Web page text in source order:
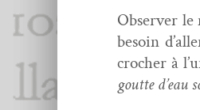
Observ­er le
besoin
crocher à
goutte d’eau